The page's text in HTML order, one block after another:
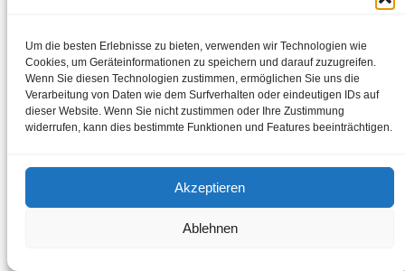
Um die besten Erlebnisse zu bieten, verwenden wir Technologien wie
Cookies, um Geräteinformationen zu speichern und darauf zuzugreifen.
Wenn Sie diesen Technologien zustimmen, ermöglichen Sie uns die
Verarbeitung von Daten wie dem Surfverhalten oder eindeutigen IDs auf
dieser Website. Wenn Sie nicht zustimmen oder Ihre Zustimmung
widerrufen, kann dies bestimmte Funktionen und Features beeinträchtigen.
Akzeptieren
Ablehnen